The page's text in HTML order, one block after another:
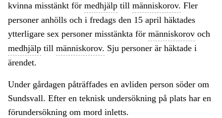
kvinna misstänkt för medhjälp till människorov. Fler
personer anhölls och i fredags den 15 april häktades
ytterligare sex personer misstänkta för människorov och
medhjälp till människorov. Sju personer är häktade i
ärendet.
Under gårdagen påträffades en avliden person söder om
Sundsvall. Efter en teknisk undersökning på plats har en
förundersökning om mord inletts.